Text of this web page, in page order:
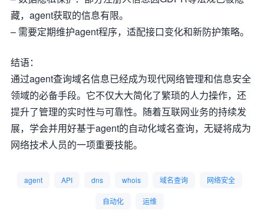
藏，agent获取的信息有限。
– 需要定期维护agent程序，适配接口变化和新防护策略。
结语：
通过agent查询域名信息已经成为现代网络管理和信息安全
领域的必备手段。它不仅大大简化了繁琐的人力操作，还
提升了管理的实时性与可靠性。随着互联网业务的持续发
展，学会并用好基于agent的自动化域名查询，无疑将成为
网络技术人员的一项重要技能。
agent API dns whois 域名查询 网络安全
自动化 运维